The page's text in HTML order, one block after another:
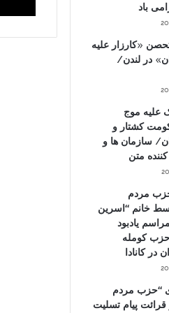
باد
«کارزار علیه
در لندن/
علیه موج
کشتار و
سازمان ها و
متن
مردم
خانم “اسرین
یادبود
کومله
در کانادا
“حزب مردم
پیام تسلیت